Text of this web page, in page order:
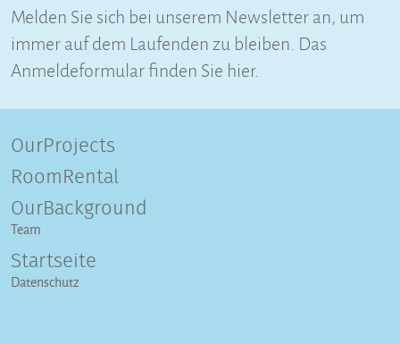
Melden Sie sich bei unserem Newsletter an, um
immer auf dem Laufenden zu bleiben. Das
Anmeldeformular finden Sie hier.
OurProjects
RoomRental
OurBackground
Team
Startseite
Datenschutz